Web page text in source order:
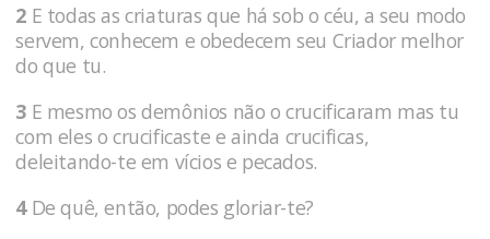
2 E todas as criaturas que há sob o céu, a seu modo
servem, conhe­cem e obe­decem seu Criador melhor
do que tu.
3 E mesmo os demônios não o crucifi­caram mas tu
com eles o crucificaste e ainda crucificas,
deleitando-te em vícios e pecados.
4De quê, então, podes gloriar-te?